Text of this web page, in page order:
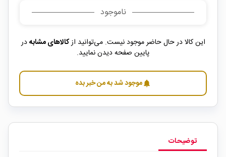
ناموجود
این کالا در حال حاضر موجود نیست. می‌توانید ازکالاهای مشابهدر
پایین صفحه دیدن نمایید.
notificationsموجود شد به من خبر بده
توضیحات